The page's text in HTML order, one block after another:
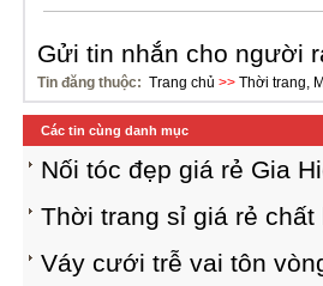
Gửi tin nhắn cho người
Tin đăng thuộc: Trang chủ >> Thời trang,
Các tin cùng danh mục
Nối tóc đẹp giá rẻ Gia
Thời trang sỉ giá rẻ
Váy cưới trễ vai tôn